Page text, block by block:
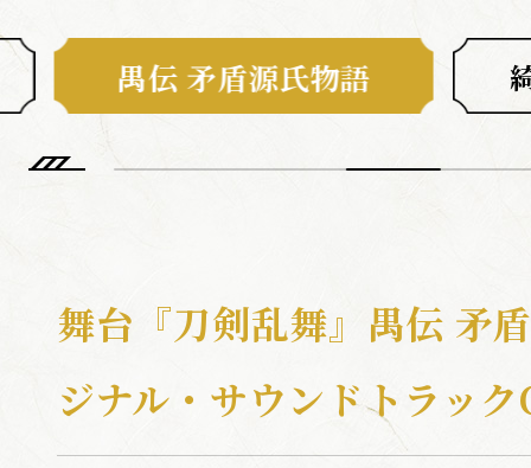
陽伝
ひでん
月
つき たいよう
と
SCHEDULE /
CAST /
NEWS
MOVIE
禺伝 矛盾源氏物語
舞台『刀剣乱舞』禺伝 矛
ジナル・サウンドトラッ